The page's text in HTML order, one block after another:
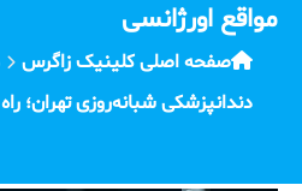
مواقع اورژانسی
صفحه اصلی کلینیک زاگرس
دندانپزشکی شبانه‌روزی تهران؛